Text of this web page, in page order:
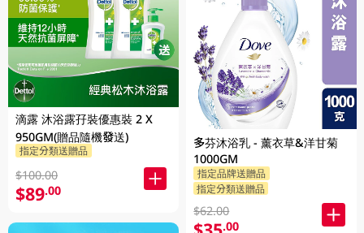
滴露 沐浴露孖裝優惠裝 2 X
950GM(贈品隨機發送)
指定分類送贈品
$100.00
$89.00
多芬沐浴乳 - 薰衣草&洋甘菊
1000GM
指定品牌送贈品
指定分類送贈品
$62.00
.00